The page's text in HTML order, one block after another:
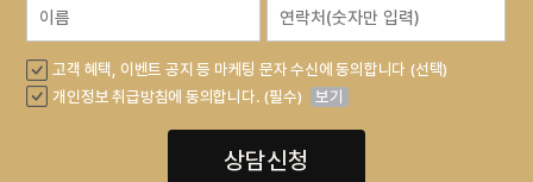
고객 혜택, 이벤트 공지 등 마케팅 문자 수신에 동의합니다 (선택)
개인정보 취급방침에 동의합니다. (필수)
보기
상담신청